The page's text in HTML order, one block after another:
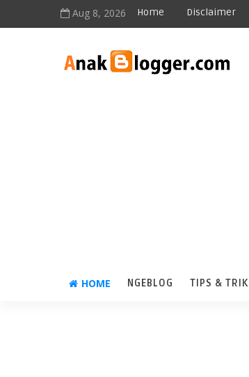
Aug 8, 2026 Home Disclaimer
HOME NGEBLOG TIPS & TRIK